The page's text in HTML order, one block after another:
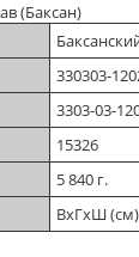
(Баксан)
330303-
3303-03-
15326
5 840 г.
ВхГхШ